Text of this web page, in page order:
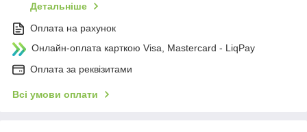
Детальніше
Оплата на рахунок
Онлайн-оплата карткою Visa, Mastercard - LiqPay
Оплата за реквізитами
Всі умови оплати